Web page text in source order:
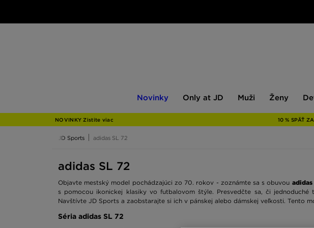
Novinky
JD
Only at JD Muži Ženy
NOVINKY Zistite viac 10 % SPÄŤ
JD Sports adidas SL 72
adidas SL 72
Objavte mestský model pochádzajúci zo 70. rokov - zoznámte sa s obuvou adidas
s pomocou ikonickej klasiky vo futbalovom štýle. Presvedčte sa, či
Navštívte JD Sports a zaobstarajte si ich v pánskej alebo dámskej veľkosti. Tento
Séria adidas SL 72